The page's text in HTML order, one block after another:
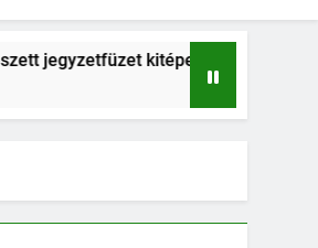
kitépett lapjai